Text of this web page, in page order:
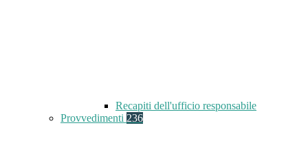
Recapiti dell'ufficio responsabile
Provvedimenti 236